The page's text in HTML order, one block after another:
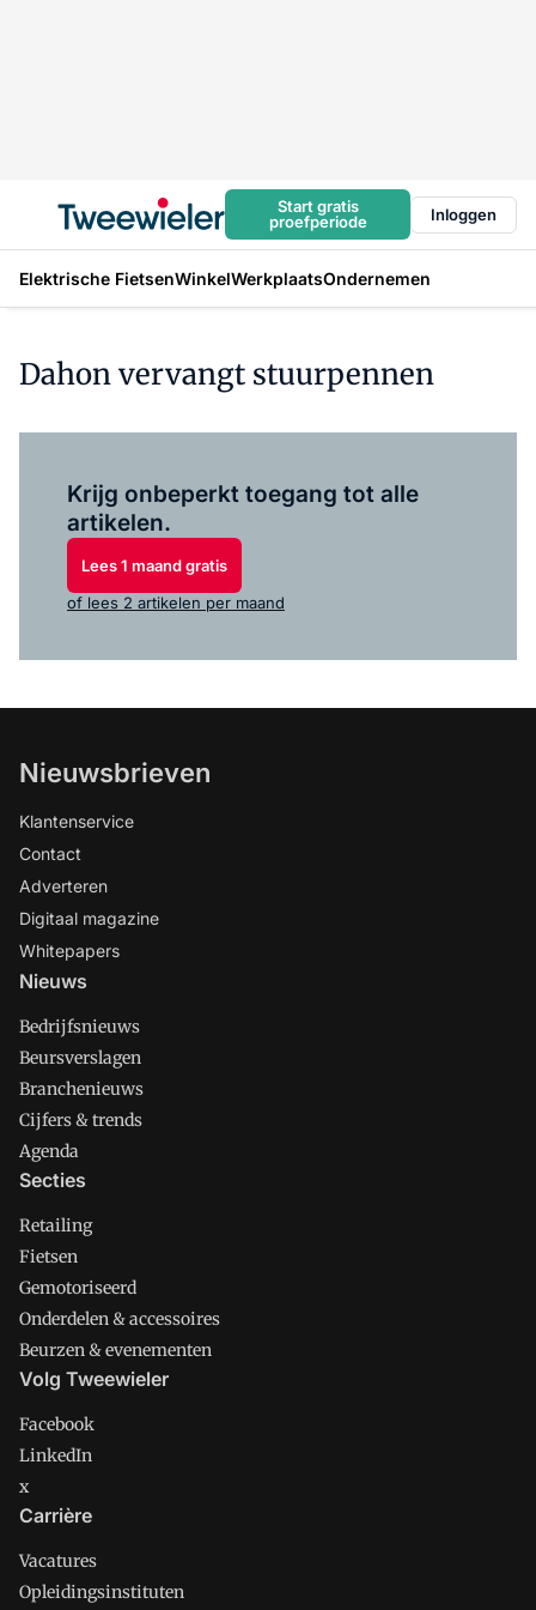
Start gratis
proefperiode
Inloggen
Elektrische FietsenWinkelWerkplaatsOndernemen
Dahon vervangt stuurpennen
Krijg onbeperkt toegang tot alle
artikelen.
Lees 1 maand gratis
of lees 2 artikelen per maand
Nieuwsbrieven
Klantenservice
Contact
Adverteren
Digitaal magazine
Whitepapers
Nieuws
Bedrijfsnieuws
Beursverslagen
Branchenieuws
Cijfers & trends
Agenda
Secties
Retailing
Fietsen
Gemotoriseerd
Onderdelen & accessoires
Beurzen & evenementen
Volg Tweewieler
Facebook
LinkedIn
x
Carrière
Vacatures
Opleidingsinstituten